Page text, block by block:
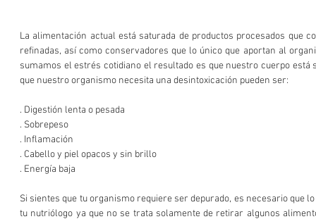
La alimentación actual está saturada de productos procesados que
refinadas, así como conservadores que lo único que aportan al
sumamos el estrés cotidiano el resultado es que nuestro cuerpo está
que nuestro organismo necesita una desintoxicación pueden ser:
. Digestión lenta o pesada
. Sobrepeso
. Inflamación
. Cabello y piel opacos y sin brillo
. Energía baja
Si sientes que tu organismo requiere ser depurado, es necesario que
tu nutriólogo ya que no se trata solamente de retirar algunos